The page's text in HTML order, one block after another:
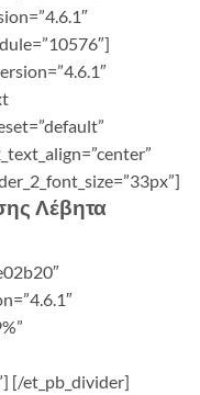
Λέβητα
[/et_pb_divider]